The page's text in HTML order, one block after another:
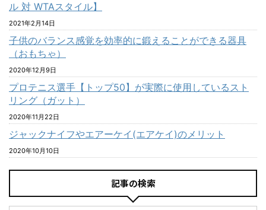
ル 対 WTAスタイル】
2021年2月14日
子供のバランス感覚を効率的に鍛えることができる器具
（おもちゃ）
2020年12月9日
プロテニス選手【トップ50】が実際に使用しているスト
リング（ガット）
2020年11月22日
ジャックナイフやエアーケイ(エアケイ)のメリット
2020年10月10日
記事の検索